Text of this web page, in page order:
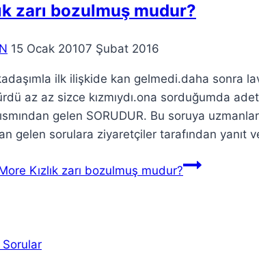
zarı bozulmuş mudur?
15 Ocak 20107 Şubat 2016
ilk ilişkide kan gelmedi.daha sonra
az az sizce kızmıydı.ona sorduğumda
gelen SORUDUR. Bu soruya
gelen sorulara ziyaretçiler tarafından yanıt
Kızlık zarı bozulmuş mudur?